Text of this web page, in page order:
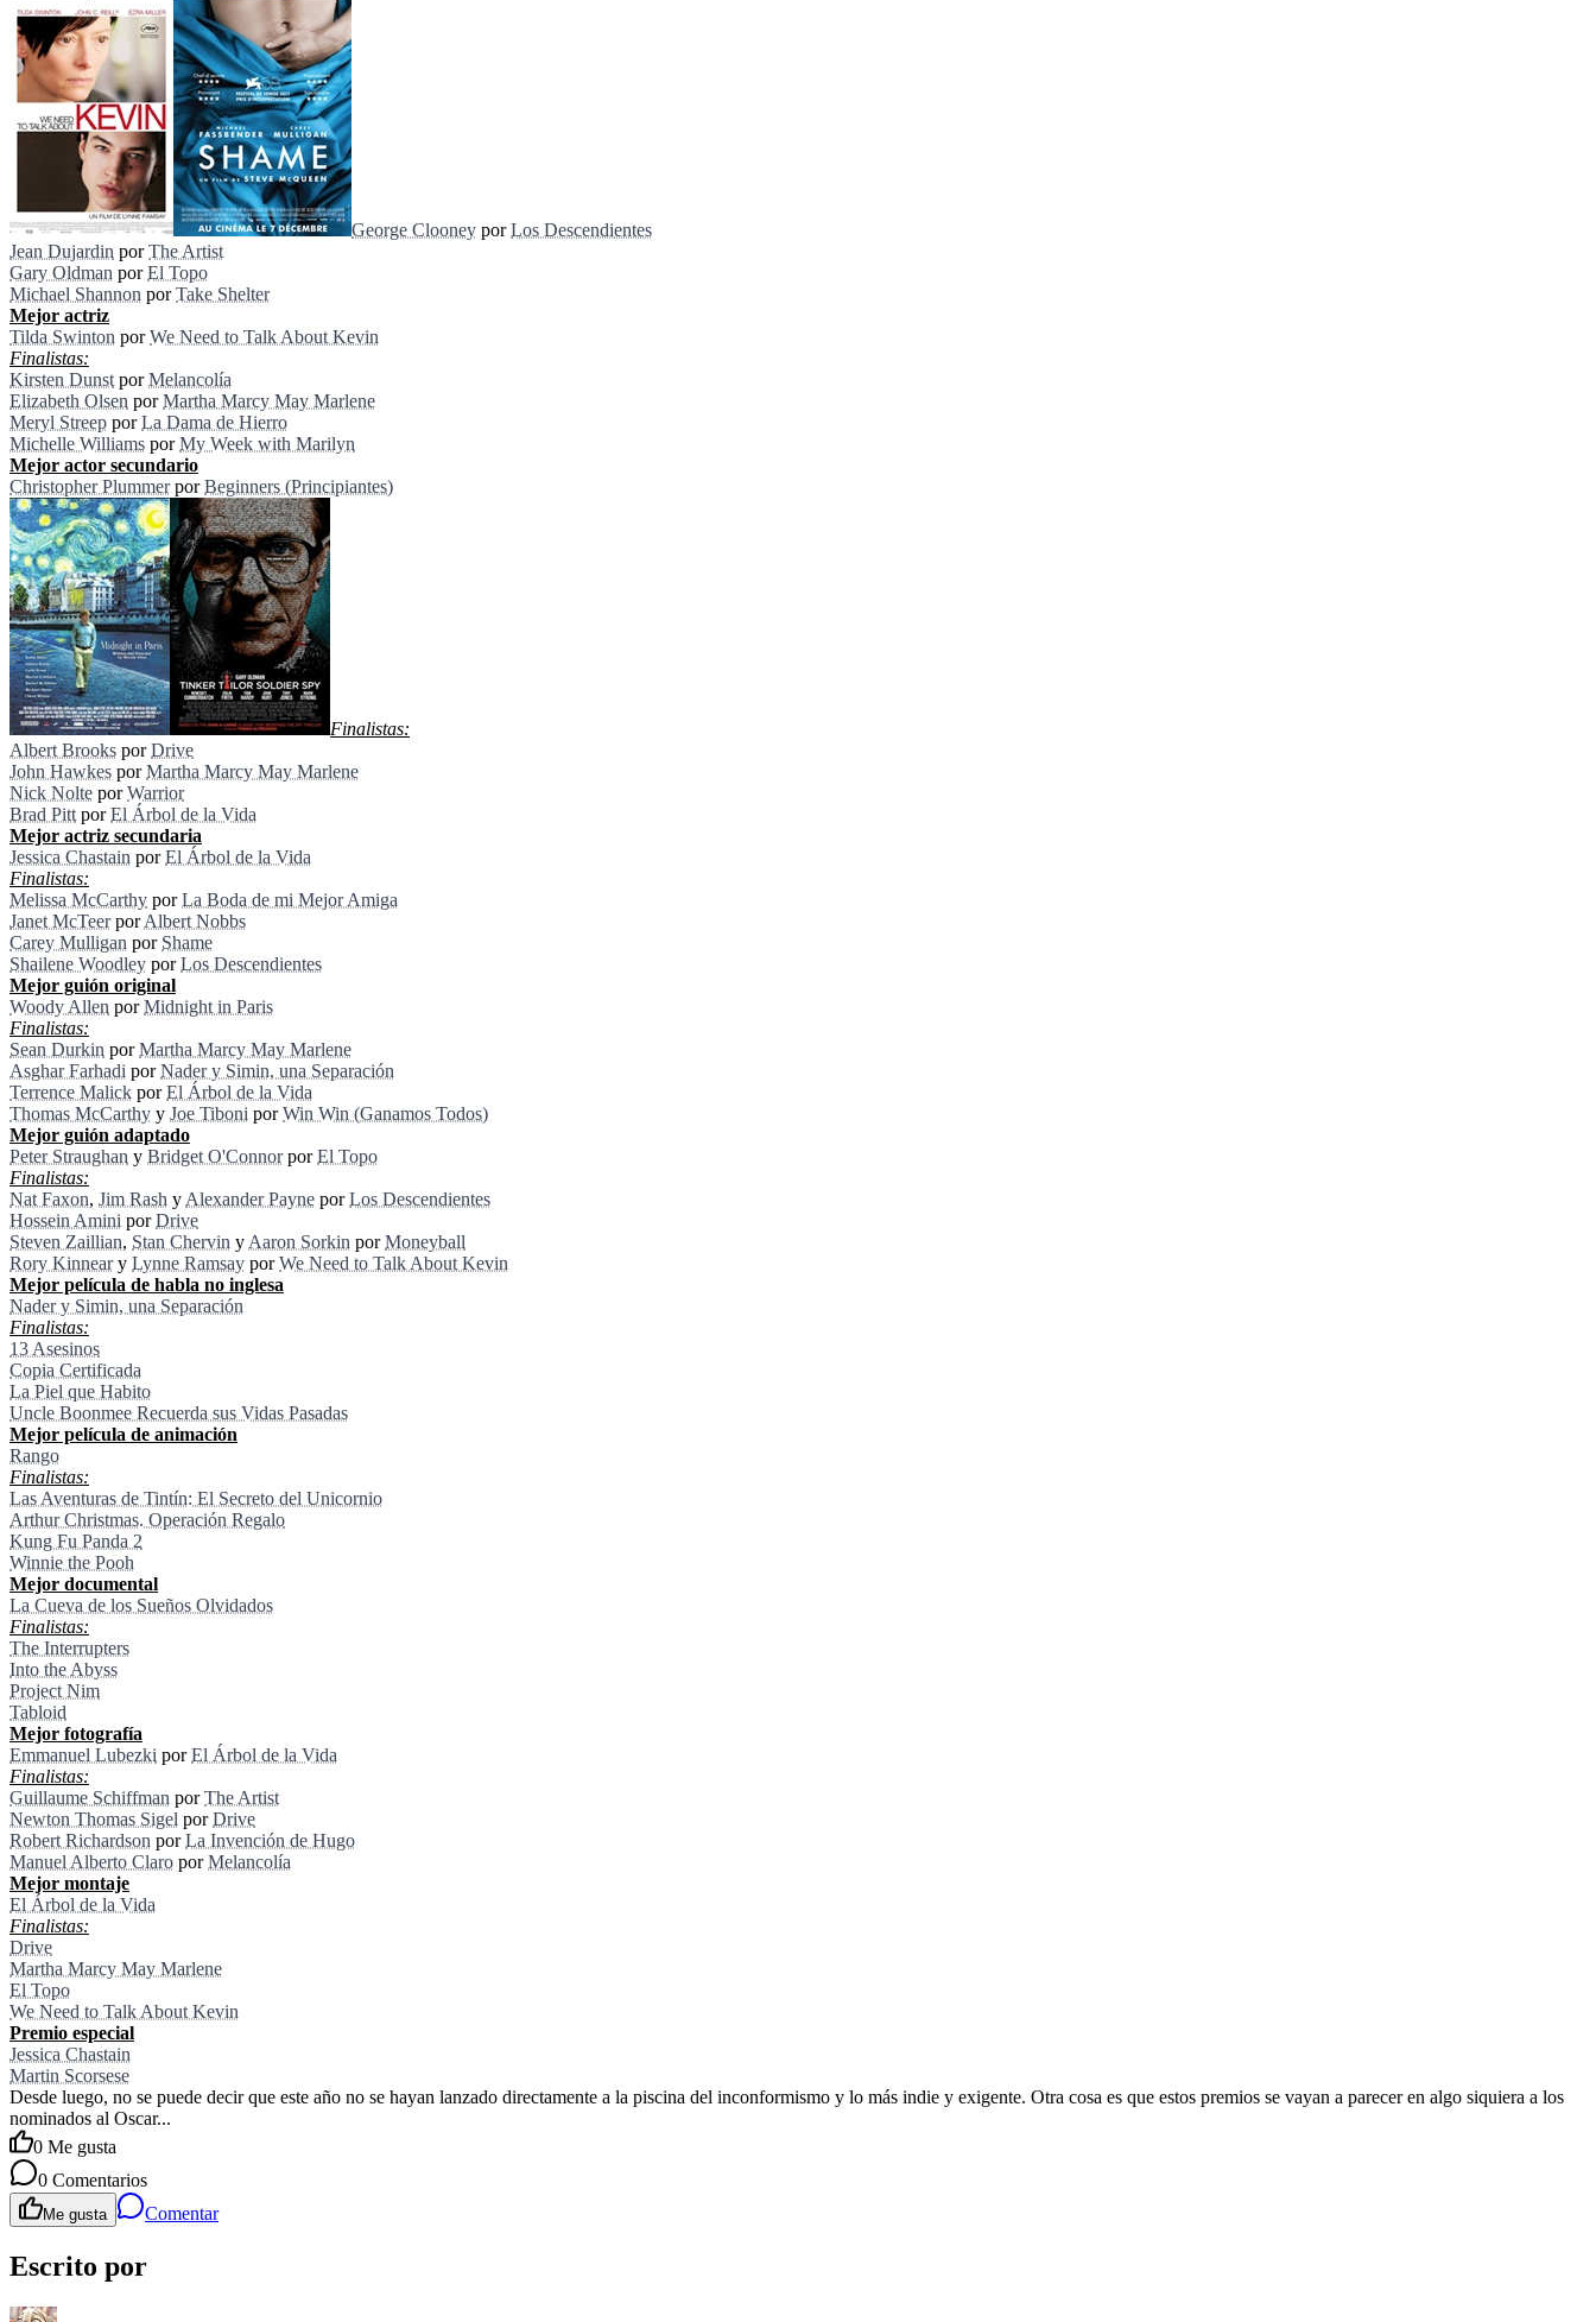
George Clooney porLos Descendientes
Jean Dujardin porThe Artist
Gary Oldman porEl Topo
Michael Shannon porTake Shelter
Mejor actriz
Tilda Swinton porWe Need to Talk About Kevin
Finalistas:
Kirsten Dunst porMelancolía
Elizabeth Olsen porMartha Marcy May Marlene
Meryl Streep porLa Dama de Hierro
Michelle Williams porMy Week with Marilyn
Mejor actor secundario
Christopher PlummerporBeginners (Principiantes)
Finalistas:
Albert Brooks porDrive
John Hawkes porMartha Marcy May Marlene
Nick Nolte porWarrior
Brad Pitt porEl Árbol de la Vida
Mejor actriz secundaria
Jessica Chastain porEl Árbol de la Vida
Finalistas:
Melissa McCarthy porLa Boda de mi Mejor Amiga
Janet McTeerporAlbert Nobbs
Carey Mulligan por Shame
Shailene Woodley porLos Descendientes
Mejor guión original
Woody Allen porMidnight in Paris
Finalistas:
Sean Durkin porMartha Marcy May Marlene
Asghar Farhadi porNader y Simin, una Separación
Terrence Malick porEl Árbol de la Vida
Thomas McCarthy y Joe Tiboni porWin Win (Ganamos Todos)
Mejor guión adaptado
Peter Straughan y Bridget O'ConnorporEl Topo
Finalistas:
Nat Faxon, Jim Rash y Alexander Payne porLos Descendientes
Hossein Amini porDrive
Steven Zaillian, Stan Chervin y Aaron Sorkin porMoneyball
Rory Kinneary Lynne Ramsay porWe Need to Talk About Kevin
Mejor pelí­cula de habla no inglesa
Nader y Simin, una Separación
Finalistas:
13 Asesinos
Copia Certificada
La Piel que Habito
Uncle Boonmee Recuerda sus Vidas Pasadas
Mejor pelí­cula de animación
Rango
Finalistas:
Las Aventuras de Tintín: El Secreto del Unicornio
Arthur Christmas. Operación Regalo
Kung Fu Panda 2
Winnie the Pooh
Mejor documental
La Cueva de los Sueños Olvidados
Finalistas:
The Interrupters
Into the Abyss
Project Nim
Tabloid
Mejor fotografí­a
Emmanuel Lubezki porEl Árbol de la Vida
Finalistas:
Guillaume Schiffman porThe Artist
Newton Thomas Sigel porDrive
Robert Richardson porLa Invención de Hugo
Manuel Alberto Claro porMelancolía
Mejor montaje
El Árbol de la Vida
Finalistas:
Drive
Martha Marcy May Marlene
El Topo
We Need to Talk About Kevin
Premio especial
Jessica Chastain
Martin Scorsese
Desde luego, no se puede decir que este año no se hayan lanzado directamente a la piscina del inconformismo y lo más indie y exigente. Otra cosa es que estos premios se vayan a parecer en algo siquiera a los
nominados al Oscar...
0 Me gusta
0 Comentarios
Me gusta Comentar
Escrito por